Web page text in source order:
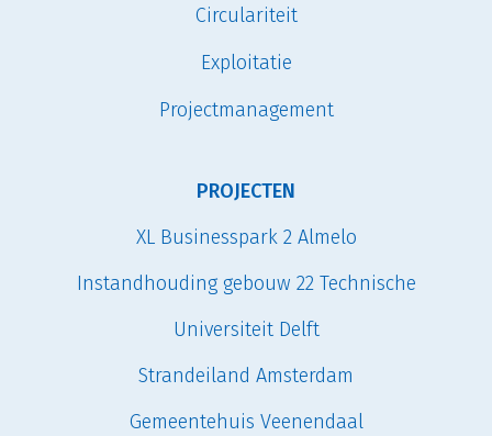
Circulariteit
Exploitatie
Projectmanagement
PROJECTEN
XL Businesspark 2 Almelo
Instandhouding gebouw 22 Technische
Universiteit Delft
Strandeiland Amsterdam
Gemeentehuis Veenendaal